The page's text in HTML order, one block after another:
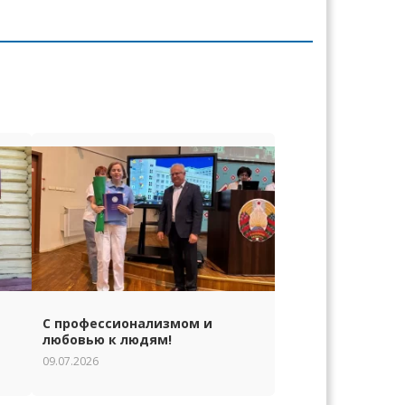
С профессионализмом и
любовью к людям!
09.07.2026